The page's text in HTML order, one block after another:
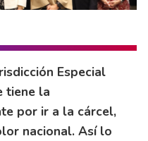
Especial
tiene la
por ir a la cárcel,
nacional. Así lo